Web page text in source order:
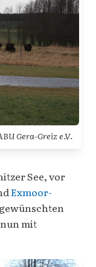
Gera-Greiz e.V.
See, vor
Exmoor-
mit